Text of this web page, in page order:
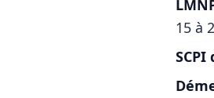
15 à